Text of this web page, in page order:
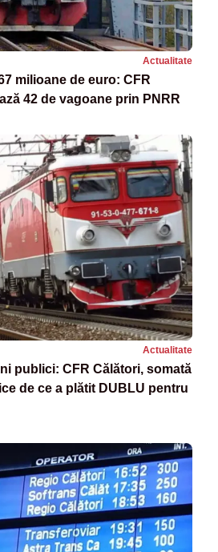
Actualitate
milioane de euro: CFR
42 de vagoane prin PNRR
Actualitate
publici: CFR Călători, somată
de ce a plătit DUBLU pentru